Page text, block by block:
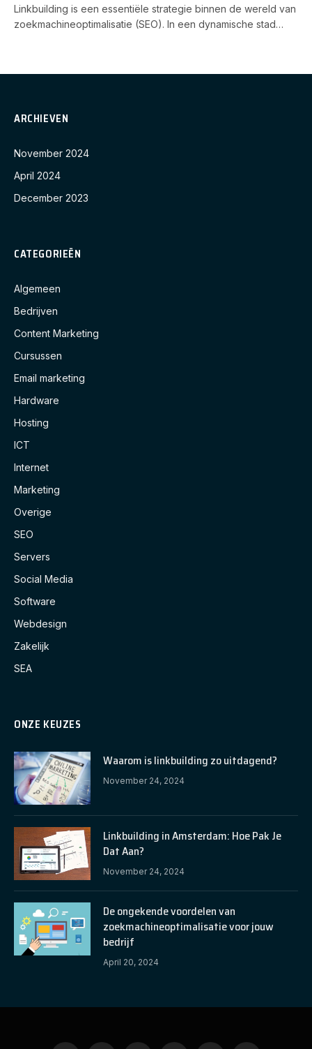
Linkbuilding is een essentiële strategie binnen de wereld van
zoekmachineoptimalisatie (SEO). In een dynamische stad…
ARCHIEVEN
November 2024
April 2024
December 2023
CATEGORIEËN
Algemeen
Bedrijven
Content Marketing
Cursussen
Email marketing
Hardware
Hosting
ICT
Internet
Marketing
Overige
SEO
Servers
Social Media
Software
Webdesign
Zakelijk
SEA
ONZE KEUZES
Waarom is linkbuilding zo uitdagend?
November 24, 2024
Linkbuilding in Amsterdam: Hoe Pak Je
Dat Aan?
November 24, 2024
De ongekende voordelen van
zoekmachineoptimalisatie voor jouw
bedrijf
April 20, 2024